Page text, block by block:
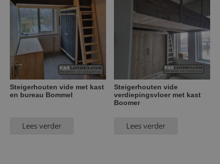
Steigerhouten vide met kast
en bureau Bommel
Lees verder
Steigerhouten vide
verdiepingsvloer met kast
Boomer
Lees verder